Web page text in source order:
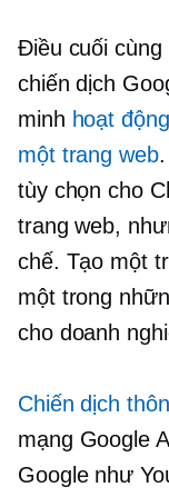
Điều cuối
chiến dịch
minh hoạt
một trang web.
tùy chọn cho
trang web,
chế. Tạo một
một trong
cho doanh
Chiến dịch
mạng Google
Google như